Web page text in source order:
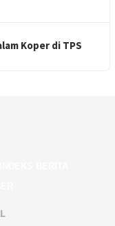
Koper di TPS